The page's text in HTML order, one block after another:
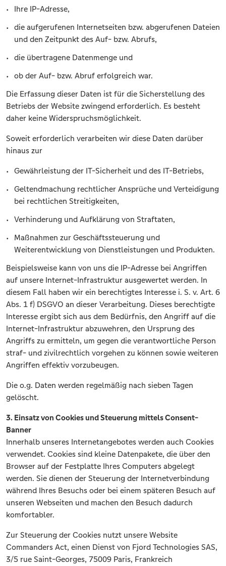
Ihre IP-Adresse,
die aufgerufenen Internetseiten bzw. abgerufenen Dateien
und den Zeitpunkt des Auf- bzw. Abrufs,
die übertragene Datenmenge und
ob der Auf- bzw. Abruf erfolgreich war.
Die Erfassung dieser Daten ist für die Sicherstellung des
Betriebs der Website zwingend erforderlich. Es besteht
daher keine Widerspruchsmöglichkeit.
Soweit erforderlich verarbeiten wir diese Daten darüber
hinaus zur
Gewährleistung der IT-Sicherheit und des IT-Betriebs,
Geltendmachung rechtlicher Ansprüche und Verteidigung
bei rechtlichen Streitigkeiten,
Verhinderung und Aufklärung von Straftaten,
Maßnahmen zur Geschäftssteuerung und
Weiterentwicklung von Dienstleistungen und Produkten.
Beispielsweise kann von uns die IP-Adresse bei Angriffen
auf unsere Internet-Infrastruktur ausgewertet werden. In
diesem Fall haben wir ein berechtigtes Interesse i. S. v. Art. 6
Abs. 1 f) DSGVO an dieser Verarbeitung. Dieses berechtigte
Interesse ergibt sich aus dem Bedürfnis, den Angriff auf die
Internet-Infrastruktur abzuwehren, den Ursprung des
Angriffs zu ermitteln, um gegen die verantwortliche Person
straf- und zivilrechtlich vorgehen zu können sowie weiteren
Angriffen effektiv vorzubeugen.
Die o.g. Daten werden regelmäßig nach sieben Tagen
gelöscht.
3. Einsatz von Cookies und Steuerung mittels Consent-
Banner
Innerhalb unseres Internetangebotes werden auch Cookies
verwendet. Cookies sind kleine Datenpakete, die über den
Browser auf der Festplatte Ihres Computers abgelegt
werden. Sie dienen der Steuerung der Internetverbindung
während Ihres Besuchs oder bei einem späteren Besuch auf
unseren Webseiten und machen den Besuch dadurch
komfortabler.
Zur Steuerung der Cookies nutzt unsere Website
Commanders Act, einen Dienst von Fjord Technologies SAS,
3/5 rue Saint-Georges, 75009 Paris, Frankreich